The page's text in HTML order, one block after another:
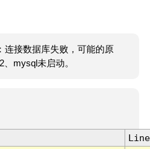
连接数据库失败，可能的原
mysql未启动。
Line